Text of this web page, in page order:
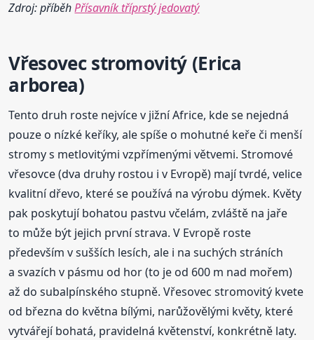
Zdroj: příběhPřísavník tříprstý jedovatý
Vřesovec stromovitý (Erica
arborea)
Tento druh roste nejvíce v jižní Africe, kde se nejedná
pouze o nízké keříky, ale spíše o mohutné keře či menší
stromy s metlovitými vzpřímenými větvemi. Stromové
vřesovce (dva druhy rostou i v Evropě) mají tvrdé, velice
kvalitní dřevo, které se používá na výrobu dýmek. Květy
pak poskytují bohatou pastvu včelám, zvláště na jaře
to může být jejich první strava. V Evropě roste
především v sušších lesích, ale i na suchých stráních
a svazích v pásmu od hor (to je od 600 m nad mořem)
až do subalpínského stupně. Vřesovec stromovitý kvete
od března do května bílými, narůžovělými květy, které
vytvářejí bohatá, pravidelná květenství, konkrétně laty.